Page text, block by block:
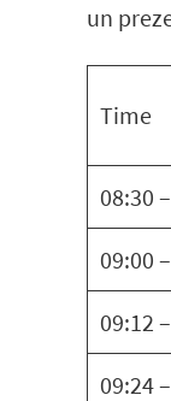
un
Time
08:30
09:00
09:12
09:24